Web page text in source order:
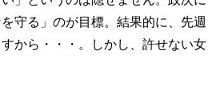
守る」のが目標。結果的に、先週
から・・・。しかし、許せない女